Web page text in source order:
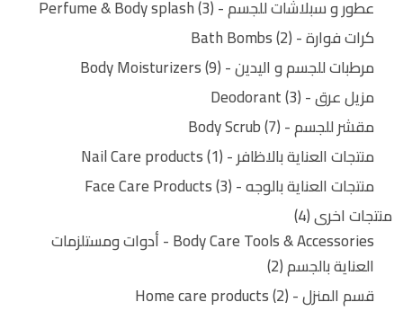
عطور و سبلاشات للجسم - Perfume & Body splash 3
كرات فوارة - Bath Bombs 2
مرطبات للجسم و اليدين - Body Moisturizers 9
مزيل عرق - Deodorant 3
مقشر للجسم - Body Scrub 7
منتجات العناية بالاظافر - Nail Care products 1
منتجات العناية بالوجه - Face Care Products 3
منتجات اخرى 4
Body Care Tools & Accessories - أدوات ومستلزمات
العناية بالجسم 2
قسم المنزل - Home care products 2